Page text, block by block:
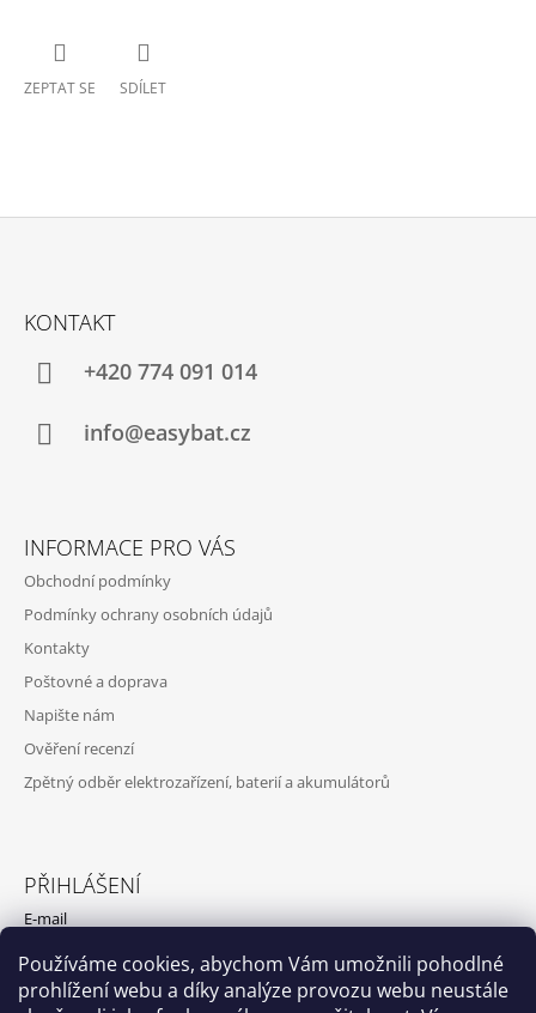
Používáme cookies, abychom Vám umožnili pohodlné
prohlížení webu a díky analýze provozu webu neustále
ZEPTAT SE SDÍLET
KONTAKT
+420 774 091 014
info@easybat.cz
INFORMACE PRO VÁS
Obchodní podmínky
Podmínky ochrany osobních údajů
Kontakty
Poštovné a doprava
Napište nám
Ověření recenzí
Zpětný odběr elektrozařízení, baterií a akumulátorů
PŘIHLÁŠENÍ
E-mail
Heslo